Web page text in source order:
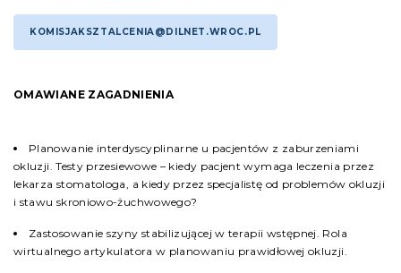
KOMISJAKSZTALCENIA@DILNET.WROC.PL
OMAWIANE ZAGADNIENIA
Planowanie interdyscyplinarne u pacjentów z zaburzeniami
okluzji. Testy przesiewowe – kiedy pacjent wymaga leczenia przez
lekarza stomatologa, a kiedy przez specjalistę od problemów okluzji
i stawu skroniowo-żuchwowego?
Zastosowanie szyny stabilizującej w terapii wstępnej. Rola
wirtualnego artykulatora w planowaniu prawidłowej okluzji.